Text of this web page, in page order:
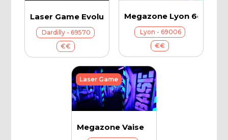
Laser Game Evolution Lyon Nord
Dardilly - 69570
€€
Megazone Lyon 6e
Lyon - 69006
€€
Megazone Vaise
Laser Game